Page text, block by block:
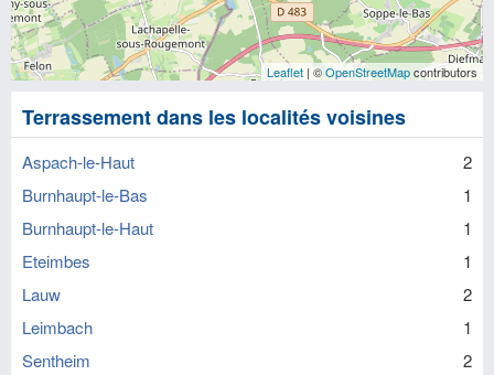
Leaflet | ©OpenStreetMapcontributors
Terrassement dans les localités voisines
Aspach-le-Haut
2
Burnhaupt-le-Bas
1
Burnhaupt-le-Haut
1
Eteimbes
1
Lauw
2
Leimbach
1
Sentheim
2